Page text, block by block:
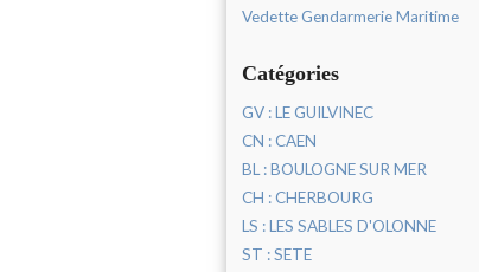
Vedette Gendarmerie Maritime
Catégories
GV : LE GUILVINEC
CN : CAEN
BL : BOULOGNE SUR MER
CH : CHERBOURG
LS : LES SABLES D'OLONNE
ST : SETE